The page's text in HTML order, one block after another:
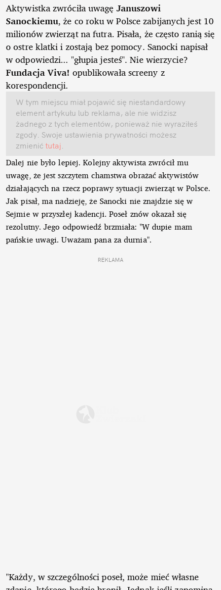
Aktywistka zwróciła uwagę Januszowi
Sanockiemu, że co roku w Polsce zabijanych jest 10
milionów zwierząt na futra. Pisała, że często ranią się
o ostre klatki i zostają bez pomocy. Sanocki napisał
w odpowiedzi... "głupia jesteś". Nie wierzycie?
Fundacja Viva! opublikowała screeny z
korespondencji.
W tym miejscu miał pojawić się niestandardowy
element artykułu lub reklama, ale nie widzisz
żadnego z tych elementów, ponieważ nie wyraziłeś
zgody. Swoje ustawienia prywatności możesz
zmienić tutaj.
Dalej nie było lepiej. Kolejny aktywista zwrócił mu
uwagę, że jest szczytem chamstwa obrażać aktywistów
działających na rzecz poprawy sytuacji zwierząt w Polsce.
Jak pisał, ma nadzieję, że Sanocki nie znajdzie się w
Sejmie w przyszłej kadencji. Poseł znów okazał się
rezolutny. Jego odpowiedź brzmiała: "W dupie mam
pańskie uwagi. Uważam pana za durnia".
REKLAMA
"Każdy, w szczególności poseł, może mieć własne